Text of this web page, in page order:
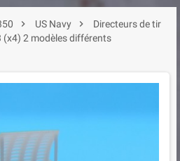
 US Navy 
Directeurs de tir
2 modèles différents